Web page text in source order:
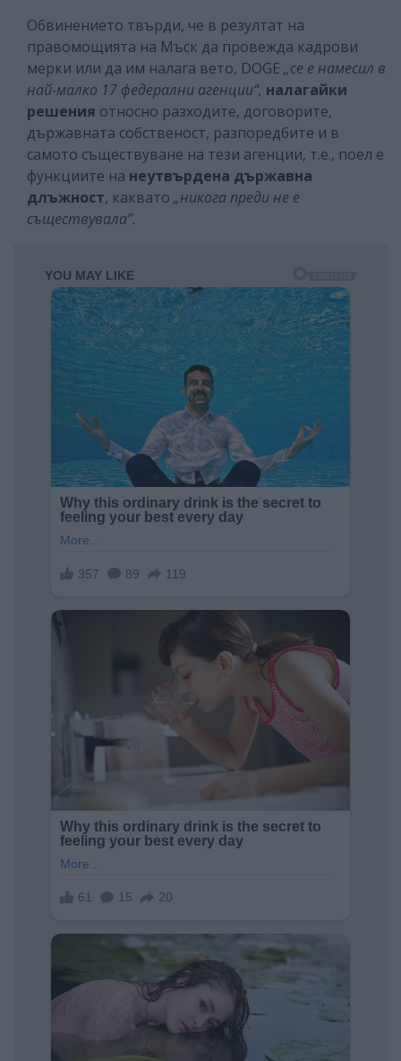
Обвинението твърди, че в резултат на
правомощията на Мъск да провежда кадрови
мерки или да им налага вето, DOGE „се е намесил в
най-малко 17 федерални агенции“, налагайки
решения относно разходите, договорите,
държавната собственост, разпоредбите и в
самото съществуване на тези агенции, т.е., поел е
функциите на неутвърдена държавна
длъжност, каквато „никога преди не е
съществувала”.